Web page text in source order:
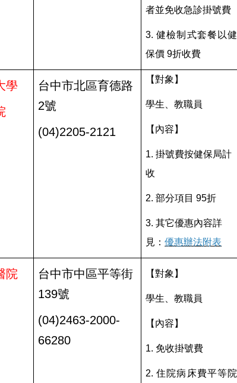
者並免收急診掛號費
3. 健檢制式套餐以健
保價 9折收費
學
台中市北區育德路
2號
(04)2205-2121
【對象】
學生、教職員
【內容】
1. 掛號費按健保局計
收
2. 部分項目 95折
3. 其它優惠內容詳
見：優惠辦法附表
院
台中市中區平等街
139號
(04)2463-2000-
66280
【對象】
學生、教職員
【內容】
1. 免收掛號費
2. 住院病床費平等院